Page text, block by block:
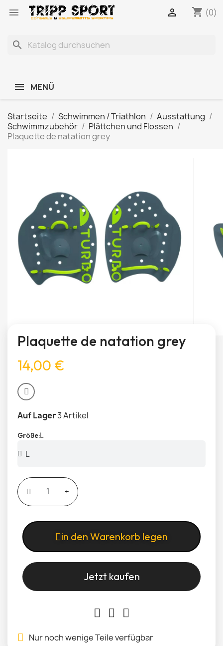
 shopping_cart (0)

search
MENÜ
Startseite Schwimmen / Triathlon
Ausstattung
Schwimmzubehör
Plättchen und Flossen
Plaquette de natation grey
Plaquette de natation grey
14,00 €
Auf Lager3 Artikel
Größe L
in den Warenkorb legen
Jetzt kaufen
Nur noch wenige Teile verfügbar